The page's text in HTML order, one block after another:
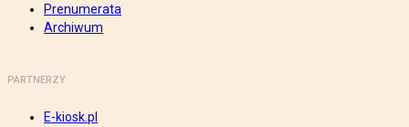
Prenumerata
Archiwum
PARTNERZY
E-kiosk.pl